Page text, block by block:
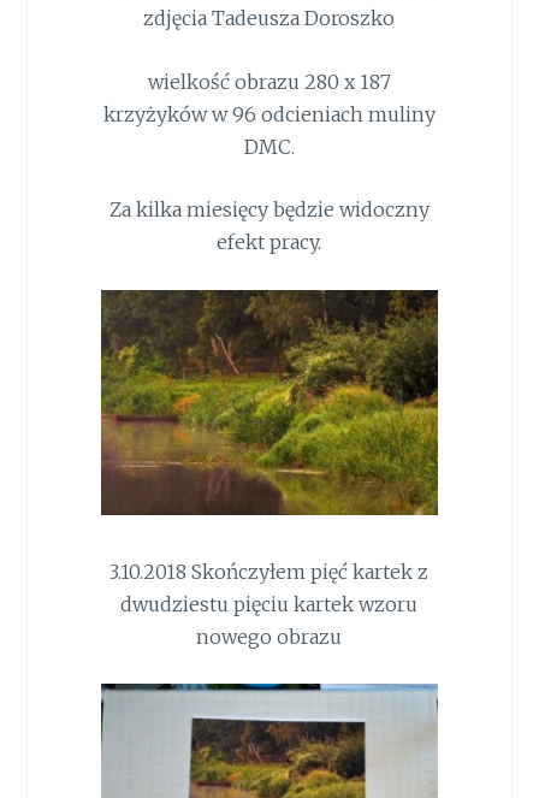
zdjęcia Tadeusza Doroszko
wielkość obrazu 280 x 187
krzyżyków w 96 odcieniach muliny
DMC.
Za kilka miesięcy będzie widoczny
efekt pracy.
3.10.2018 Skończyłem pięć kartek z
dwudziestu pięciu kartek wzoru
nowego obrazu